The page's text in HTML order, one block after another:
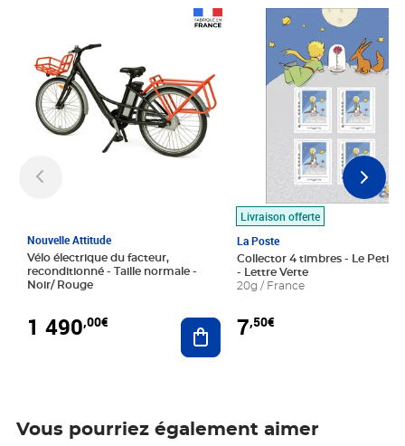
Nouvelle Attitude
Vélo électrique du facteur,
reconditionné - Taille normale -
Noir/ Rouge
1 490,00€ Ajouter au panier
Livraison offerte
La Poste
Collector 4 timbres - Le Petit
- Lettre Verte
20g / France
7,50€
Prix 7,50€
Vous pourriez également aimer